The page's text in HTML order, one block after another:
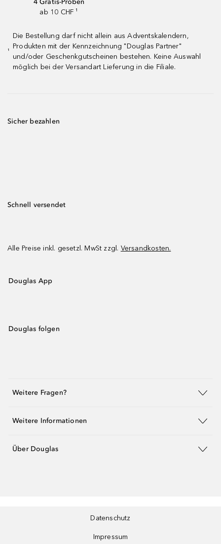
4 Gratis-Proben
ab 10 CHF ¹
¹
Die Bestellung darf nicht allein aus Adventskalendern,
Produkten mit der Kennzeichnung "Douglas Partner"
und/oder Geschenkgutscheinen bestehen. Keine Auswahl
möglich bei der Versandart Lieferung in die Filiale.
Sicher bezahlen
Schnell versendet
Alle Preise inkl. gesetzl. MwSt zzgl. Versandkosten.
Douglas App
Douglas folgen
Weitere Fragen?
Weitere Informationen
Über Douglas
Datenschutz
Impressum